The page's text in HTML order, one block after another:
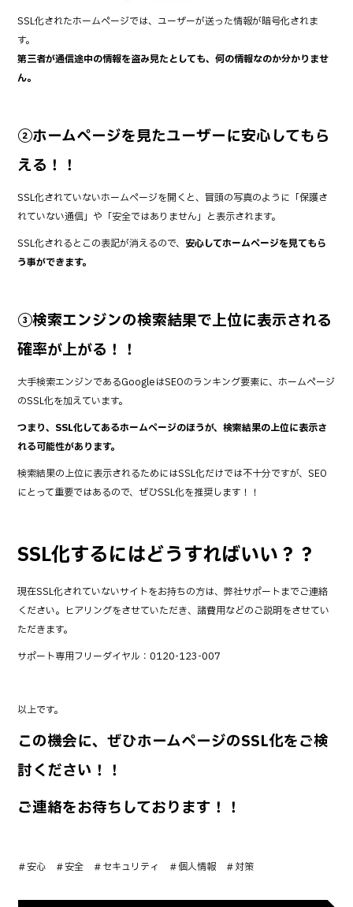
SSL化されたホームページでは、ユーザーが送った情報が暗号化されま
す。
第三者が通信途中の情報を盗み見たとしても、何の情報なのか分かりませ
ん。
②ホームページを見たユーザーに安心してもら
える！！
SSL化されていないホームページを開くと、冒頭の写真のように「保護さ
れていない通信」や「安全ではありません」と表示されます。
SSL化されるとこの表記が消えるので、 安心してホームページを見てもら
う事ができます。
③検索エンジンの検索結果で上位に表示される
確率が上がる！！
大手検索エンジンであるGoogleはSEOのランキング要素に、ホームページ
のSSL化を加えています。
つまり、SSL化してあるホームページのほうが、検索結果の上位に表示さ
れる可能性があります。
検索結果の上位に表示されるためにはSSL化だけでは不十分ですが、SEO
にとって重要ではあるので、ぜひSSL化を推奨します！！
SSL化するにはどうすればいい？？
現在SSL化されていないサイトをお持ちの方は、弊社サポートまでご連絡
ください。ヒアリングをさせていただき、諸費用などのご説明をさせてい
ただきます。
サポート専用フリーダイヤル：0120-123-007
以上です。
この機会に、ぜひホームページのSSL化をご検
討ください！！
ご連絡をお待ちしております！！
＃安心 ＃安全 ＃セキュリティ ＃個人情報 ＃対策